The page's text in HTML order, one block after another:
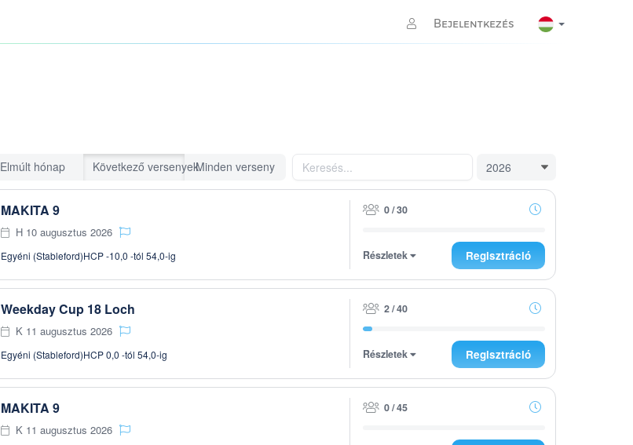
Bejelentkezés
Elmúlt hónap Következő versenyekMinden verseny
MAKITA 9
H 10 augusztus 2026
Egyéni (Stableford)HCP -10,0 -tól 54,0-ig
0 / 30
Részletek Regisztráció
Weekday Cup 18 Loch
K 11 augusztus 2026
Egyéni (Stableford)HCP 0,0 -tól 54,0-ig
2 / 40
Részletek Regisztráció
MAKITA 9
K 11 augusztus 2026
0 / 45